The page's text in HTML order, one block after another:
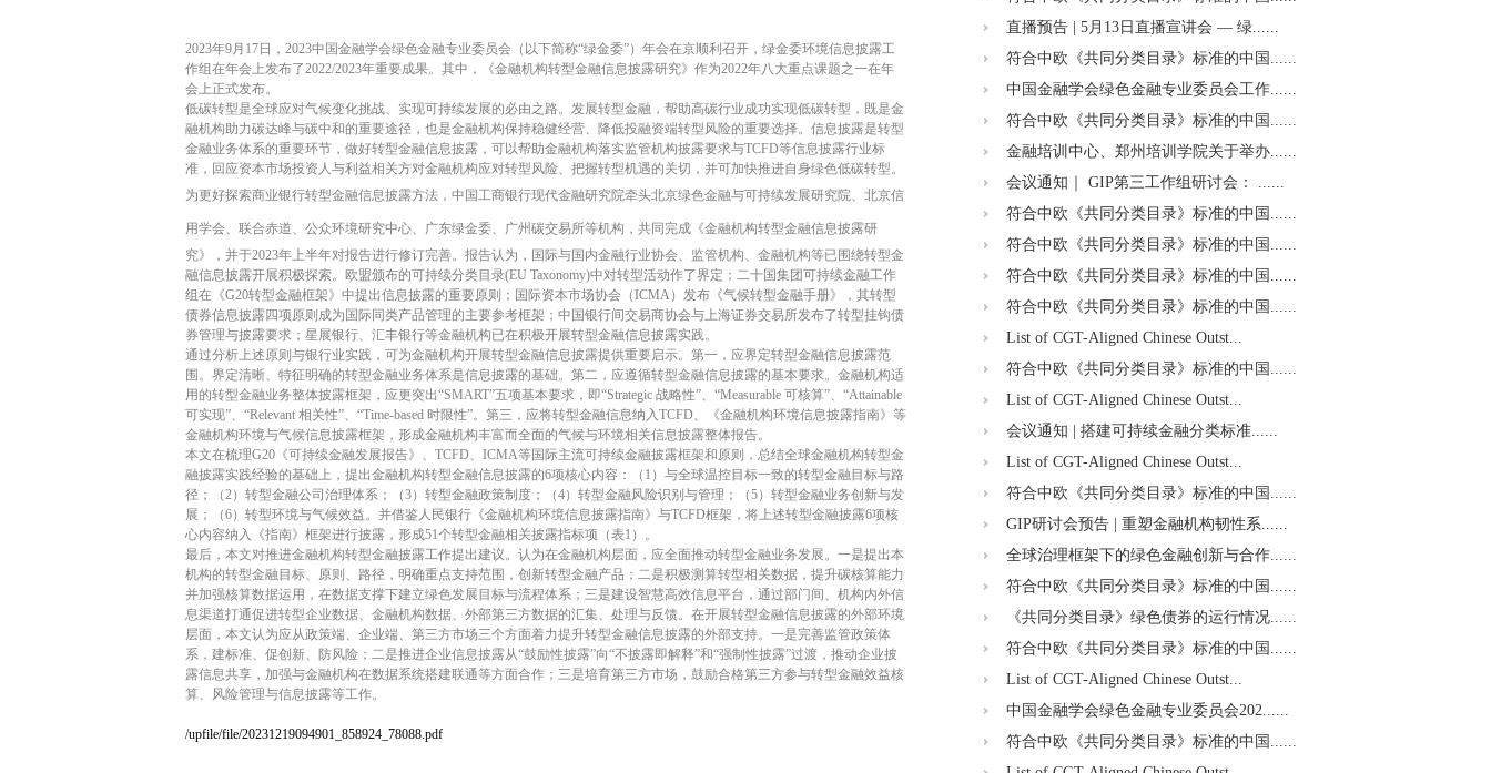
2023年9月 17 日， 2023中国金融学会绿色金融专业委员会（以下简称“绿金委”）年会在京顺利召开，绿金委环境信息披露工
作组在年会上发布了2022/2023年重要成果。其中，《金融机构转型金融信息披露研究》作为2022年八大重点课题之一在年
会上正式发布。
低碳转型是全球应对气候变化挑战、实现可持续发展的必由之路。发展转型金融，帮助高碳行业成功实现低碳转型，既是金
融机构助力碳达峰与碳中和的重要途径，也是金融机构保持稳健经营、降低投融资端转型风险的重要选择。信息披露是转型
金融业务体系的重要环节，做好转型金融信息披露，可以帮助金融机构落实监管机构披露要求与TCFD等信息披露行业标
准，回应资本市场投资人与利益相关方对金融机构应对转型风险、把握转型机遇的关切，并可加快推进自身绿色低碳转型。
为更好探索商业银行转型金融信息披露方法，中国工商银行现代金融研究院牵头北京绿色金融与可持续发展研究院、北京信
用学会、联合赤道、公众环境研究中心、广东绿金委、广州碳交易所等机构，共同完成 《金融机构转型金融信息披露研
究》，并于2023年上半年对报告进行修订完善。报告认为，国际与国内金融行业协会、监管机构、金融机构等已围绕转型金
融信息披露开展积极探索。欧盟颁布的可持续分类目录(EU Taxonomy)中对转型活动作了界定；二十国集团可持续金融工作
组在《G20转型金融框架》中提出信息披露的重要原则；国际资本市场协会（ICMA） 发布《气候转型金融手册》
，其转型
债券信息披露四项原则成为国际同类产品管理的主要参考框架；中国银行间交易商协会与上海证券交易所发布了转型挂钩债
券管理与披露要求；星展银行、汇丰银行等金融机构已在积极开展转型金融信息披露实践。
通过分析上述原则与银行业实践，可为金融机构开展转型金融信息披露提供重要启示。第一，应界定转型金融信息披露范
围。界定清晰、特征明确的转型金融业务体系是信息披露的基础。第二，应遵循转型金融信息披露的基本要求。金融机构适
用的转型金融业务整体披露框架，应更突出“SMART”五项基本要求，即“Strategic 战略性”、“Measurable 可核算”、“Attainable
可实现”、“Relevant 相关性”、“Time-based 时限性”。第三，应将转型金融信息纳入TCFD、《金融机构环境信息披露指南》等
金融机构环境与气候信息披露框架，形成金融机构丰富而全面的气候与环境相关信息披露整体报告。
本文在梳理G20 《可持续金融发展报告》、 TCFD、 ICMA等国际主流可持续金融披露框架和原则，总结全球金融机构转型金
融披露实践经验的基础上，提出金融机构转型金融信息披露的6项核心内容：（ 1 ）与全球温控目标一致的转型金融目标与路
径；（2）转型金融公司治理体系；（3）转型金融政策制度；（4）转型金融风险识别与管理；（5）转型金融业务创新与发
展；（6）转型环境与气候效益。并借鉴人民银行《金融机构环境信息披露指南》与TCFD框架，将上述转型金融披露6项核
心内容纳入《指南》框架进行披露，形成51个转型金融相关披露指标项（表1 ）。
最后，本文对推进金融机构转型金融披露工作提出建议。认为在金融机构层面，应全面推动转型金融业务发展。一是提出本
机构的转型金融目标、原则、路径，明确重点支持范围，创新转型金融产品；二是积极测算转型相关数据，提升碳核算能力
并加强核算数据运用，在数据支撑下建立绿色发展目标与流程体系；三是建设智慧高效信息平台，通过部门间、机构内外信
息渠道打通促进转型企业数据、金融机构数据、外部第三方数据的汇集、处理与反馈。 在开展转型金融信息披露的外部环境
层面，本文认为应从政策端、企业端、第三方市场三个方面着力提升转型金融信息披露的外部支持。一是完善监管政策体
系，建标准、促创新、防风险；二是推进企业信息披露从“鼓励性披露”向“不披露即解释”和“强制性披露”过渡，推动企业披
露信息共享，加强与金融机构在数据系统搭建联通等方面合作；三是培育第三方市场，鼓励合格第三方参与转型金融效益核
算、风险管理与信息披露等工作。
/upfile/file/20231219094901_858924_78088.pdf
直播预告 | 5月13日直播宣讲会 — 绿......
符合中欧《共同分类目录》标准的中国......
中国金融学会绿色金融专业委员会工作......
符合中欧《共同分类目录》标准的中国......
金融培训中心、郑州培训学院关于举办......
会议通知｜ GIP第三工作组研讨会： ......
符合中欧《共同分类目录》标准的中国......
符合中欧《共同分类目录》标准的中国......
符合中欧《共同分类目录》标准的中国......
符合中欧《共同分类目录》标准的中国......
List of CGT-Aligned Chinese Outst...
符合中欧《共同分类目录》标准的中国......
List of CGT-Aligned Chinese Outst...
会议通知 | 搭建可持续金融分类标准......
List of CGT-Aligned Chinese Outst...
符合中欧《共同分类目录》标准的中国......
GIP研讨会预告 | 重塑金融机构韧性系......
全球治理框架下的绿色金融创新与合作......
符合中欧《共同分类目录》标准的中国......
《共同分类目录》绿色债券的运行情况......
符合中欧《共同分类目录》标准的中国......
List of CGT-Aligned Chinese Outst...
中国金融学会绿色金融专业委员会202......
符合中欧《共同分类目录》标准的中国......